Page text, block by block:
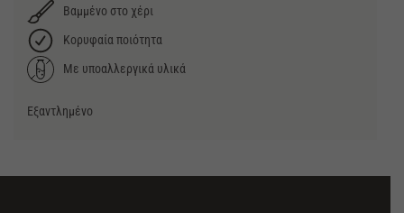
Βαμμένο στο χέρι
Κορυφαία ποιότητα
Με υποαλλεργικά υλικά
Εξαντλημένο